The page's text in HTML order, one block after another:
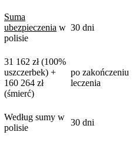
Suma
ubezpieczenia w
polisie
30 dni
31 162 zł (100%
uszczerbek) +
160 264 zł
(śmierć)
po zakończeniu
leczenia
Według sumy w
polisie
30 dni